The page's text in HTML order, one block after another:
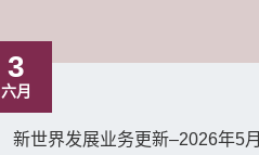
3
六月
新世界发展业务更新–2026年5月